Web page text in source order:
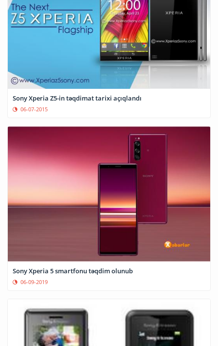
Sony Xperia Z5-in təqdimat tarixi açıqlandı
06-07-2015
Sony Xperia 5 smartfonu təqdim olunub
06-09-2019